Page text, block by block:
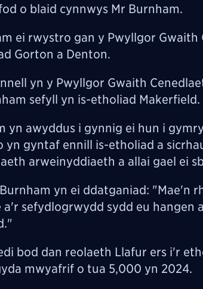
o blaid cynnwys Mr Burnham.
ei rwystro gan y Pwyllgor
Gorton a Denton.
yn y Pwyllgor Gwaith
sefyll yn is-etholiad Makerfield.
yn awyddus i gynnig ei hun i
yn gyntaf ennill is-etholiad a
arweinyddiaeth a allai gael ei
yn ei ddatganiad: "Mae'n
a'r sefydlogrwydd sydd eu
bod dan reolaeth Llafur ers i'r
mwyafrif o tua 5,000 yn 2024.